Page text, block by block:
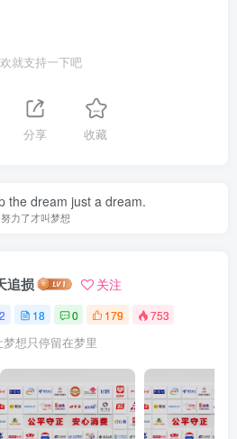
就支持一下吧
分享 收藏
the dream just a dream.
努力了才叫梦想
追损 关注
2 18 0 179 753
梦想只停留在梦里